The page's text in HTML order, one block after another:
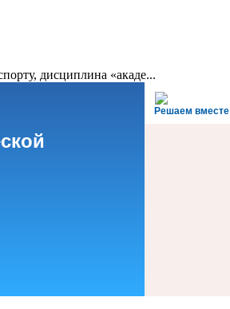
дисциплина «акаде...
Решаем вместе